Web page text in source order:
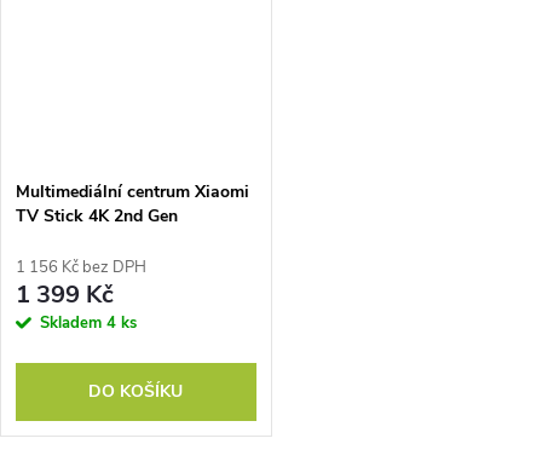
Multimediální centrum Xiaomi
TV Stick 4K 2nd Gen
1 156 Kč bez DPH
1 399 Kč
Skladem 4 ks
DO KOŠÍKU